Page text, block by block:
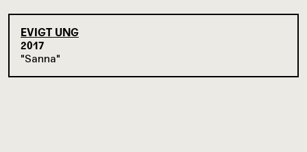
EVIGT UNG
2017
Sanna